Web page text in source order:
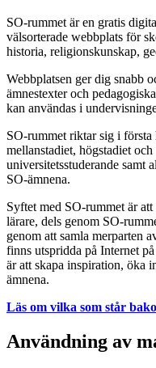
SO-rummet är en gratis
välsorterade webbplats för
historia, religionskunskap,
Webbplatsen ger dig snabb
ämnestexter och
kan användas i
SO-rummet riktar sig i
mellanstadiet, högstadiet
universitetsstuderande samt
SO-ämnena.
Syftet med SO-rummet är
lärare, dels genom SO-
genom att samla merparten
finns utspridda på Internet
är att skapa inspiration, öka
ämnena.
Läs om vilka som står
Användning av